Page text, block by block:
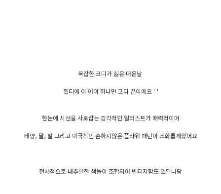
복잡한 코디가 싫은 더운날
흰티에 이 아이 하나면 코디 끝이에요 '-'
한눈에 시선을 사로잡는 감각적인 일러스트가 매력적이며
태양, 달, 별 그리고 이국적인 흔하지않은 플라워 패턴이 조화롭게있어요
전체적으로 내추럴한 색들이 조합되어 빈티지함도 있답니당